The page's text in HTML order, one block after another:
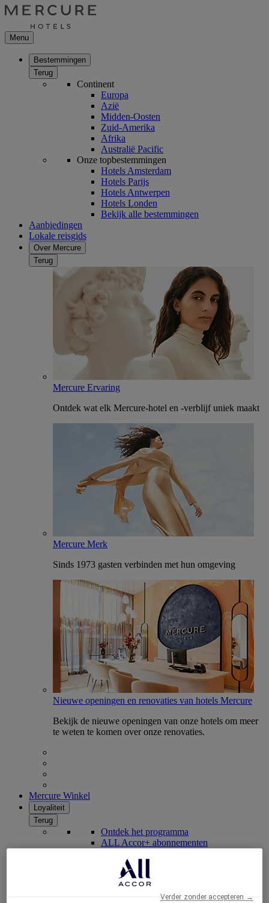
Menu
Bestemmingen
Terug
Continent
Europa
Azië
Midden-Oosten
Zuid-Amerika
Afrika
Australië Pacific
Onze topbestemmingen
Hotels Amsterdam
Hotels Parijs
Hotels Antwerpen
Hotels Londen
Bekijk alle bestemmingen
Aanbiedingen
Lokale reisgids
Over Mercure
Terug
Mercure Ervaring
Ontdek wat elk Mercure-hotel en -verblijf uniek maakt
Mercure Merk
Sinds 1973 gasten verbinden met hun omgeving
Nieuwe openingen en renovaties van hotels Mercure
Bekijk de nieuwe openingen van onze hotels om meer
te weten te komen over onze renovaties.
Mercure Winkel
Loyaliteit
Terug
Ontdek het programma
ALL Accor+ abonnementen
Verder zonder accepteren →